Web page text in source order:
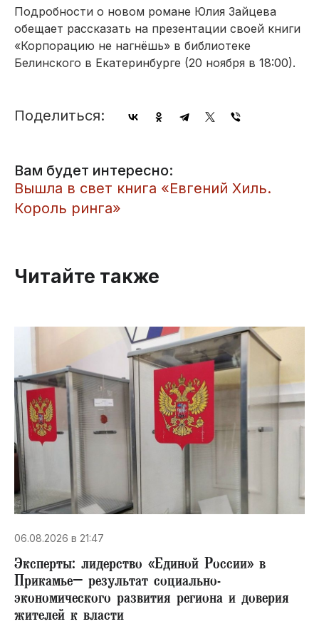
Подробности о новом романе Юлия Зайцева
обещает рассказать на презентации своей книги
«Корпорацию не нагнёшь» в библиотеке
Белинского в Екатеринбурге (20 ноября в 18:00).
Поделиться:
Вам будет интересно:
Вышла в свет книга «Евгений Хиль.
Король ринга»
Читайте также
06.08.2026 в 21:47
Эксперты: лидерство «Единой России» в
Прикамье– результат социально-
экономического развития региона и доверия
жителей к власти